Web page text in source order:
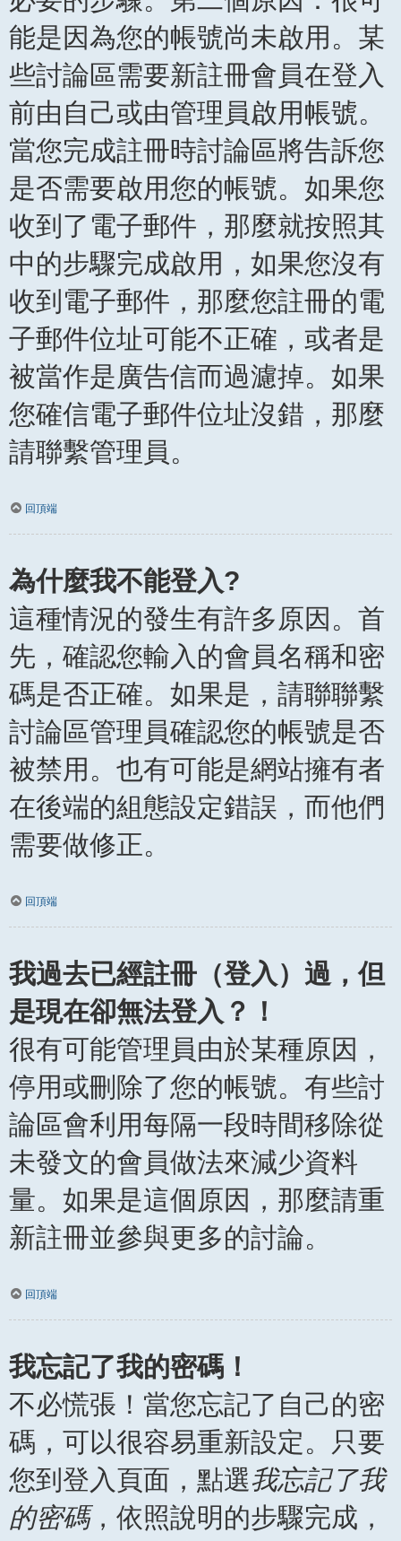
能是因為您的帳號尚未啟用。某
些討論區需要新註冊會員在登入
前由自己或由管理員啟用帳號。
當您完成註冊時討論區將告訴您
是否需要啟用您的帳號。如果您
收到了電子郵件，那麼就按照其
中的步驟完成啟用，如果您沒有
收到電子郵件，那麼您註冊的電
子郵件位址可能不正確，或者是
被當作是廣告信而過濾掉。如果
您確信電子郵件位址沒錯，那麼
請聯繫管理員。
回頂端
為什麼我不能登入?
這種情況的發生有許多原因。首
先，確認您輸入的會員名稱和密
碼是否正確。如果是，請聯聯繫
討論區管理員確認您的帳號是否
被禁用。也有可能是網站擁有者
在後端的組態設定錯誤，而他們
需要做修正。
回頂端
我過去已經註冊（登入）過，但
是現在卻無法登入？！
很有可能管理員由於某種原因，
停用或刪除了您的帳號。有些討
論區會利用每隔一段時間移除從
未發文的會員做法來減少資料
量。如果是這個原因，那麼請重
新註冊並參與更多的討論。
回頂端
我忘記了我的密碼！
不必慌張！當您忘記了自己的密
碼，可以很容易重新設定。只要
您到登入頁面，點選我忘記了我
的密碼，依照說明的步驟完成，